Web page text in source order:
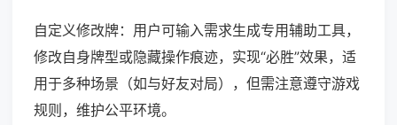
自定义修改牌：用户可输入需求生成专用辅助工具，
修改自身牌型或隐藏操作痕迹，实现“必胜”效果，适
用于多种场景（如与好友对局），但需注意遵守游戏
规则，维护公平环境。